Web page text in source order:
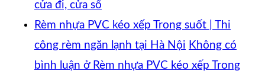
cửa đi, cửa sổ
Rèm nhựa PVC kéo xếp Trong suốt | Thi
công rèm ngăn lạnh tại Hà Nội Không có
bình luận ở Rèm nhựa PVC kéo xếp Trong